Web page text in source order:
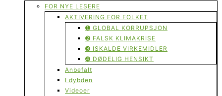
FOR NYE LESERE
AKTIVERING FOR FOLKET
➊ GLOBAL KORRUPSJON
➋ FALSK KLIMAKRISE
➌ ISKALDE VIRKEMIDLER
➍ DØDELIG HENSIKT
Anbefalt
I dybden
Videoer